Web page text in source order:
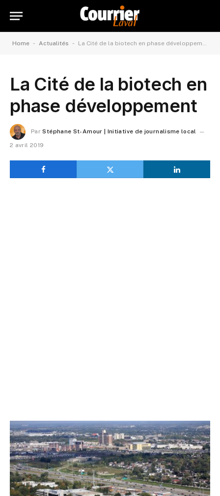
Home - Actualités - La Cité de la biotech en phase développement
La Cité de la biotech en
phase développement
Par Stéphane St-Amour | Initiative de journalisme local
2 avril 2019